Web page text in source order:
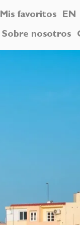
Mis favoritos EN
Sobre nosotros